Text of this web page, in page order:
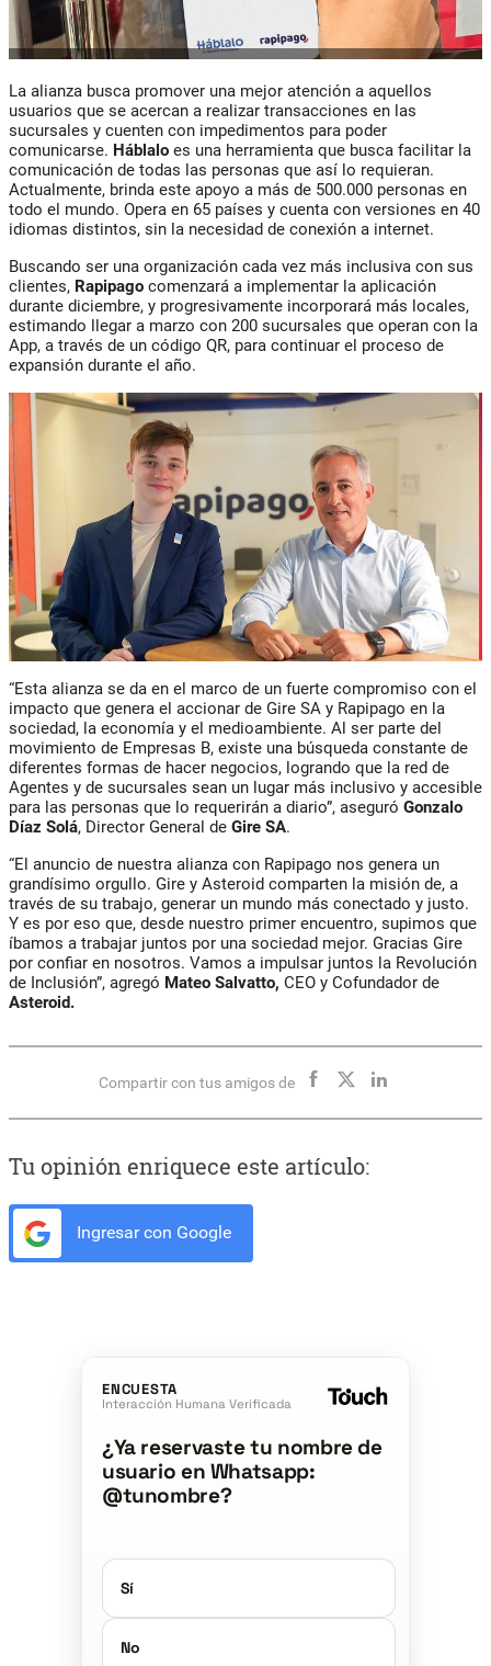
La alianza busca promover una mejor atención a aquellos
usuarios que se acercan a realizar transacciones en las
sucursales y cuenten con impedimentos para poder
comunicarse. Háblalo es una herramienta que busca facilitar la
comunicación de todas las personas que así lo requieran.
Actualmente, brinda este apoyo a más de 500.000 personas en
todo el mundo. Opera en 65 países y cuenta con versiones en 40
idiomas distintos, sin la necesidad de conexión a internet.
Buscando ser una organización cada vez más inclusiva con sus
clientes, Rapipago comenzará a implementar la aplicación
durante diciembre, y progresivamente incorporará más locales,
estimando llegar a marzo con 200 sucursales que operan con la
App, a través de un código QR, para continuar el proceso de
expansión durante el año.
“Esta alianza se da en el marco de un fuerte compromiso con el
impacto que genera el accionar de Gire SA y Rapipago en la
sociedad, la economía y el medioambiente. Al ser parte del
movimiento de Empresas B, existe una búsqueda constante de
diferentes formas de hacer negocios, logrando que la red de
Agentes y de sucursales sean un lugar más inclusivo y accesible
para las personas que lo requerirán a diario”, aseguró Gonzalo
Díaz Solá, Director General de Gire SA.
“El anuncio de nuestra alianza con Rapipago nos genera un
grandísimo orgullo. Gire y Asteroid comparten la misión de, a
través de su trabajo, generar un mundo más conectado y justo.
Y es por eso que, desde nuestro primer encuentro, supimos que
íbamos a trabajar juntos por una sociedad mejor. Gracias Gire
por confiar en nosotros. Vamos a impulsar juntos la Revolución
de Inclusión”, agregó Mateo Salvatto, CEO y Cofundador de
Asteroid.
Compartir con tus amigos de
Tu opinión enriquece este artículo:
Ingresar con Google
ENCUESTA
Interacción Humana Verificada
¿Ya reservaste tu nombre de
usuario en Whatsapp:
@tunombre?
Sí
No